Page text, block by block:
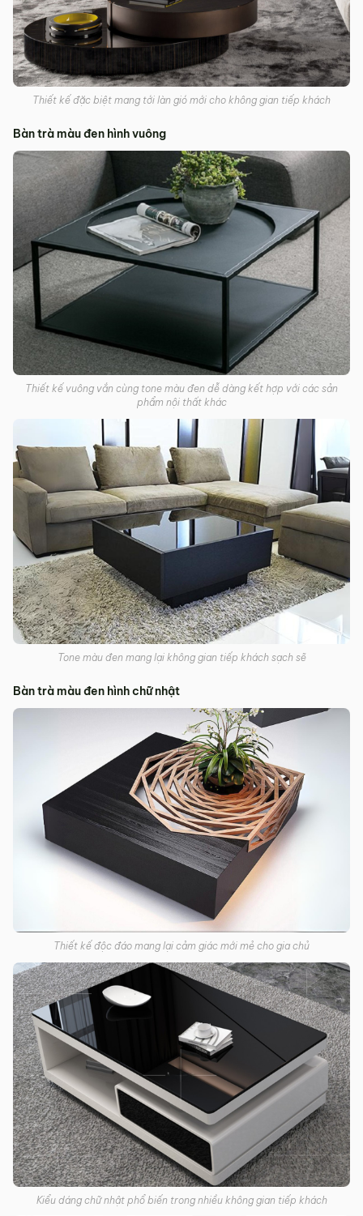
Thiết kế đặc biệt mang tới làn gió mới cho không gian tiếp khách
Bàn trà màu đen hình vuông
Thiết kế vuông vắn cùng tone màu đen dễ dàng kết hợp với các sản
phẩm nội thất khác
Tone màu đen mang lại không gian tiếp khách sạch sẽ
Bàn trà màu đen hình chữ nhật
Thiết kế độc đáo mang lại cảm giác mới mẻ cho gia chủ
Kiểu dáng chữ nhật phổ biến trong nhiều không gian tiếp khách